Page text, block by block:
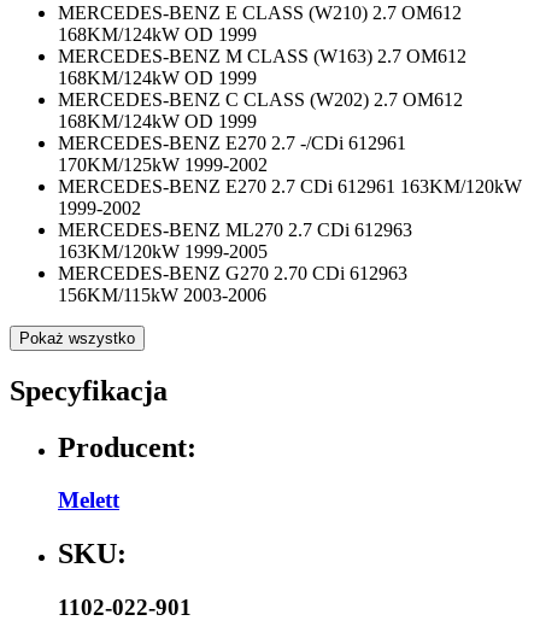
MERCEDES-BENZ E CLASS (W210) 2.7 OM612
168KM/124kW OD 1999
MERCEDES-BENZ M CLASS (W163) 2.7 OM612
168KM/124kW OD 1999
MERCEDES-BENZ C CLASS (W202) 2.7 OM612
168KM/124kW OD 1999
MERCEDES-BENZ E270 2.7 -/CDi 612961
170KM/125kW 1999-2002
MERCEDES-BENZ E270 2.7 CDi 612961 163KM/120kW
1999-2002
MERCEDES-BENZ ML270 2.7 CDi 612963
163KM/120kW 1999-2005
MERCEDES-BENZ G270 2.70 CDi 612963
156KM/115kW 2003-2006
Pokaż wszystko
Specyfikacja
Producent:
Melett
SKU:
1102-022-901